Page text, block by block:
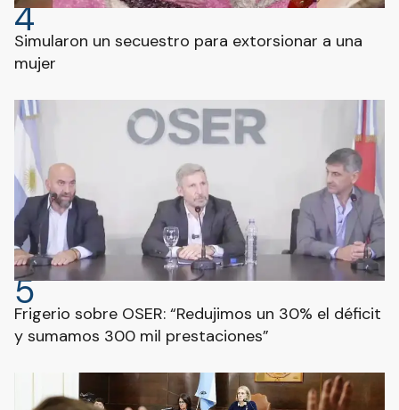
4
Simularon un secuestro para extorsionar a una
mujer
5
Frigerio sobre OSER: “Redujimos un 30% el déficit
y sumamos 300 mil prestaciones”